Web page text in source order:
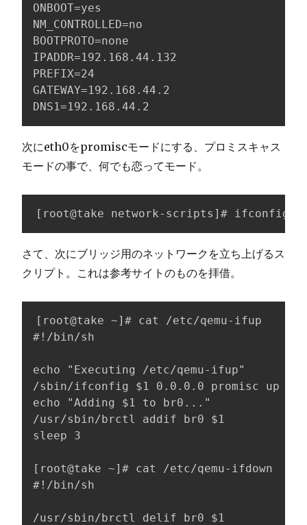
ONBOOT=yes
NM_CONTROLLED=no
BOOTPROTO=none
IPADDR=192.168.44.132
PREFIX=24
GATEWAY=192.168.44.2
DNS1=192.168.44.2
次にeth0をpromiscモードにする、プロミスキャス
モードの事で、何でも恋ってモード。
[root@take network-scripts]# ifconfig
さて、次にブリッジ用のネットワークを立ち上げるス
クリプト。これは参考サイトのものを拝借。
[root@take ~]# cat /etc/qemu-ifup
#!/bin/sh
echo "Executing /etc/qemu-ifup"
/sbin/ifconfig $1 0.0.0.0 promisc up
echo "Adding $1 to br0..."
/usr/sbin/brctl addif br0 $1
sleep 3
[root@take ~]# cat /etc/qemu-ifdown
#!/bin/sh
/usr/sbin/brctl delif br0 $1